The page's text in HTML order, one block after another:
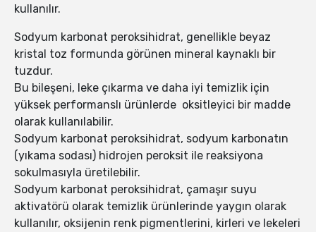
kullanılır.
Sodyum karbonat peroksihidrat, genellikle beyaz
kristal toz formunda görünen mineral kaynaklı bir
tuzdur.
Bu bileşeni, leke çıkarma ve daha iyi temizlik için
yüksek performanslı ürünlerde oksitleyici bir madde
olarak kullanılabilir.
Sodyum karbonat peroksihidrat, sodyum karbonatın
(yıkama sodası) hidrojen peroksit ile reaksiyona
sokulmasıyla üretilebilir.
Sodyum karbonat peroksihidrat, çamaşır suyu
aktivatörü olarak temizlik ürünlerinde yaygın olarak
kullanılır, oksijenin renk pigmentlerini, kirleri ve lekeleri